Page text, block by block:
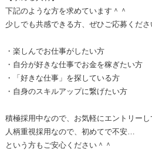
下記のような方を求めています＾＾
少しでも共感できる方、ぜひご応募くださ
・楽しんでお仕事がしたい方
・自分が好きな仕事でお金を稼ぎたい方
・「好きな仕事」を探している方
・自身のスキルアップに繋げたい方
積極採用中なので、お気軽にエントリー
人柄重視採用なので、初めてで不安…
という方もご安心ください＾＾